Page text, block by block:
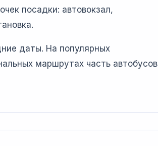
посадки: автовокзал,
даты. На популярных
маршрутах часть автобусов